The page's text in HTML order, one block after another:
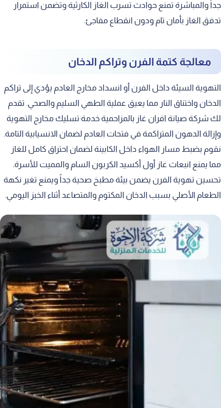
جداً والمباشرة تمنع حوادث تسرب الغاز الكارثية وتضمن استمرار
تدفق الغاز بأمان تام ودون انقطاع مفاجئ.
معالجة كتمة الفرن وتراكم الدخان
التهوية السيئة داخل الفرن أو انسداد مخارج العادم يؤدي إلى تراكم
الدخان واختناق النار مما يعيق عملية الطهي السليم والصحي. تقدم
لك شركة صيانة افران غاز بالمزاحمية خدمة تسليك مخارج التهوية
وإزالة الدهون المتراكمة في فتحات العادم لضمان الانسيابية التامة.
نقوم بضبط مسار الهواء داخل الكابينة لضمان احتراق كامل للغاز
مما يمنع انبعاث غاز أول أكسيد الكربون السام والمميت للأسرة.
تحسين تهوية الفرن يضمن بيئة مطبخ صحية جداً ويمنع تغير نكهة
الطعام الأصلي بسبب الدخان المكتوم والمتصاعد أثناء الخبز اليومي.